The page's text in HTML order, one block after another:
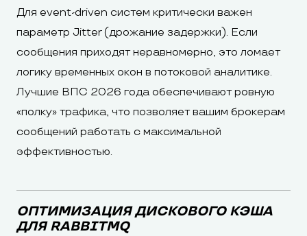
Для event-driven систем критически важен
параметр Jitter (дрожание задержки). Если
сообщения приходят неравномерно, это ломает
логику временных окон в потоковой аналитике.
Лучшие ВПС 2026 года обеспечивают ровную
«полку» трафика, что позволяет вашим брокерам
сообщений работать с максимальной
эффективностью.
ОПТИМИЗАЦИЯ ДИСКОВОГО КЭША
ДЛЯ RABBITMQ